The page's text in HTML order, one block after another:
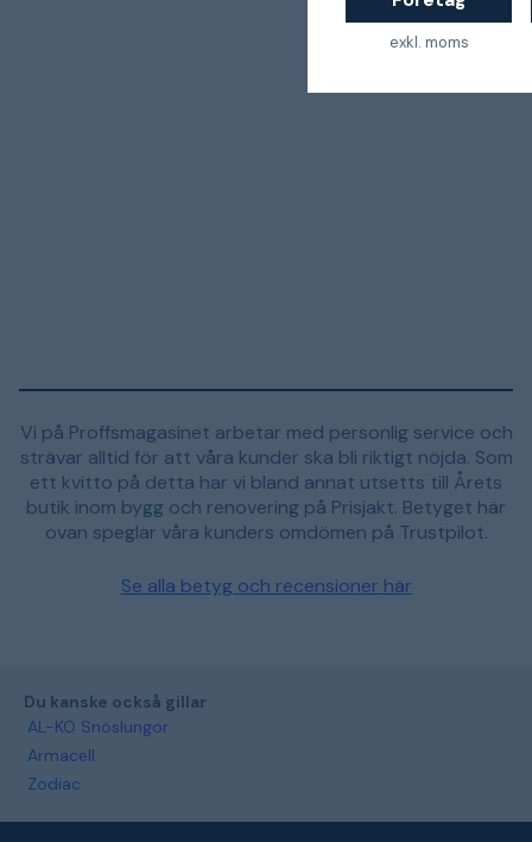
exkl. moms
Vi på Proffsmagasinet arbetar med personlig service och
strävar alltid för att våra kunder ska bli riktigt nöjda. Som
ett kvitto på detta har vi bland annat utsetts till Årets
butik inom bygg och renovering på Prisjakt. Betyget här
ovan speglar våra kunders omdömen på Trustpilot.
Se alla betyg och recensioner här
Du kanske också gillar
AL-KO Snöslungor
Armacell
Zodiac